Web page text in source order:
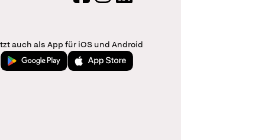
auch als App für iOS und Android
Jetzt bei Google PlayLaden im App Store